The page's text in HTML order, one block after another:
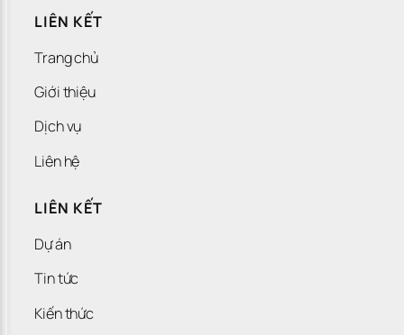
LIÊN KẾT
Trang chủ
Giới thiệu
Dịch vụ
Liên hệ
LIÊN KẾT
Dự án
Tin tức
Kiến thức